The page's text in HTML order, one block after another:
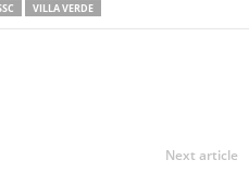
VILLA VERDE
Next article